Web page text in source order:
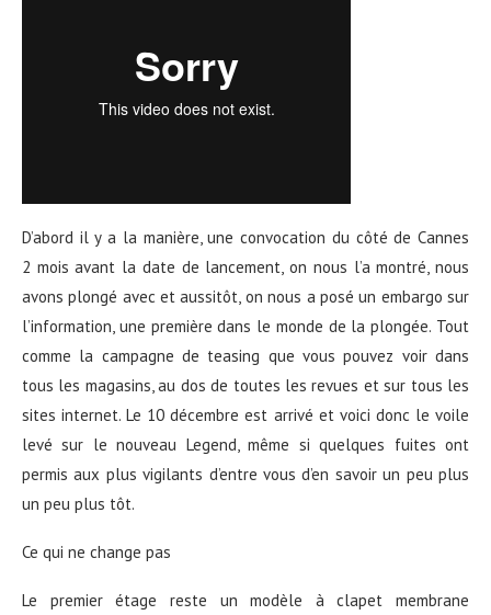
D’abord il y a la manière, une convocation du côté de Cannes
2 mois avant la date de lancement, on nous l’a montré, nous
avons plongé avec et aussitôt, on nous a posé un embargo sur
l’information, une première dans le monde de la plongée. Tout
comme la campagne de teasing que vous pouvez voir dans
tous les magasins, au dos de toutes les revues et sur tous les
sites internet. Le 10 décembre est arrivé et voici donc le voile
levé sur le nouveau Legend, même si quelques fuites ont
permis aux plus vigilants d’entre vous d’en savoir un peu plus
un peu plus tôt.
Ce qui ne change pas
Le premier étage reste un modèle à clapet membrane